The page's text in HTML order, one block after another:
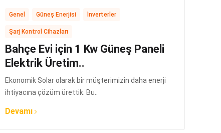
Genel Güneş Enerjisi İnverterler
Şarj Kontrol Cihazları
Bahçe Evi için 1 Kw Güneş Paneli
Elektrik Üretim..
Ekonomik Solar olarak bir müşterimizin daha enerji
ihtiyacına çözüm ürettik. Bu..
Devamı